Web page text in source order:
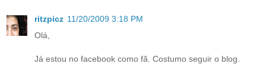
ritzpicz 11/20/2009 3:18 PM
Olá,
Já estou no facebook como fã. Costumo seguir o blog.